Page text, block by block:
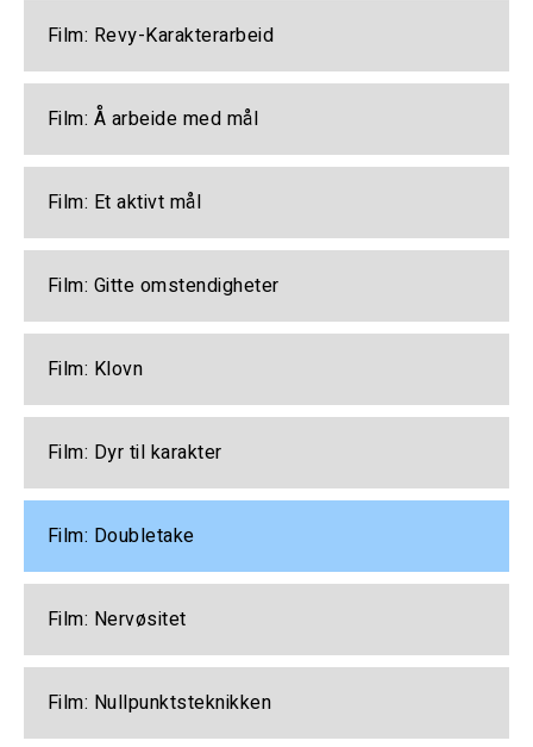
Film: Revy-Karakterarbeid
Film: Å arbeide med mål
Film: Et aktivt mål
Film: Gitte omstendigheter
Film: Klovn
Film: Dyr til karakter
Film: Doubletake
Film: Nervøsitet
Film: Nullpunktsteknikken